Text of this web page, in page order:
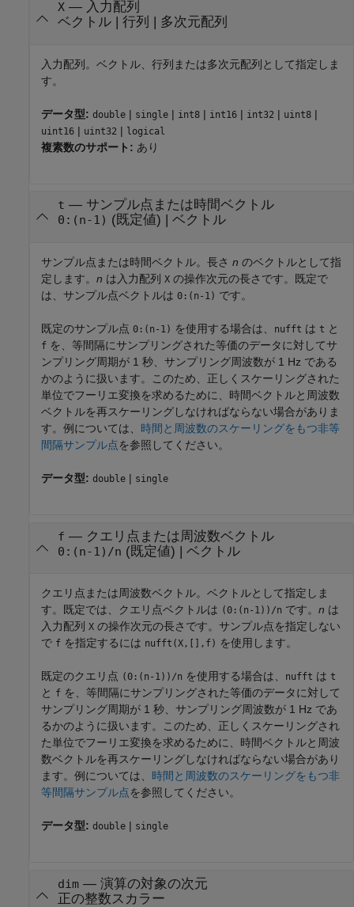
X— 入力配列
ベクトル| 行列 多次元配列
入力配列。ベクトル、行列または多次元配列として指定しま
す。
データ型: double | single | int8 | int16 | int32 | uint8 |
uint16 | uint32 | logical
複素数のサポート: あり
t — サンプル点または時間ベクトル
0:(n-1) (既定値) | ベクトル
サンプル点または時間ベクトル。長さ n のベクトルとして指
定します。 n は入力配列 X の操作次元の長さです。既定で
は、サンプル点ベクトルは 0:(n-1) です。
既定のサンプル点 0:(n-1) を使用する場合は、 nufft は t と
f を、等間隔にサンプリングされた等価のデータに対してサ
ンプリング周期が 1 秒、サンプリング周波数が 1 Hz である
かのように扱います。このため、正しくスケーリングされた
単位でフーリエ変換を求めるために、時間ベクトルと周波数
ベクトルを再スケーリングしなければならない場合がありま
す。例については、 時間と周波数のスケーリングをもつ非等
間隔サンプル点を参照してください。
データ型: double | single
f — クエリ点または周波数ベクトル
0:(n-1)/n (既定値) | ベクトル
クエリ点または周波数ベクトル。ベクトルとして指定しま
す。既定では、クエリ点ベクトルは (0:(n-1))/n です。 n は
入力配列 X の操作次元の長さです。サンプル点を指定しない
で f を指定するには nufft(X,[],f) を使用します。
既定のクエリ点 (0:(n-1))/n を使用する場合は、 nufft は t
と f を、等間隔にサンプリングされた等価のデータに対して
サンプリング周期が 1 秒、サンプリング周波数が 1 Hz であ
るかのように扱います。このため、正しくスケーリングされ
た単位でフーリエ変換を求めるために、時間ベクトルと周波
数ベクトルを再スケーリングしなければならない場合があり
ます。例については、 時間と周波数のスケーリングをもつ非
等間隔サンプル点を参照してください。
データ型: double | single
dim— 演算の対象の次元
正の整数スカラー